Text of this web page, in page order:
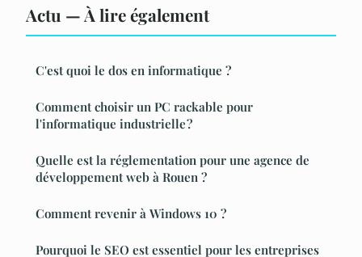
Actu — À lire également
C'est quoi le dos en informatique ?
Comment choisir un PC rackable pour
l'informatique industrielle ?
Quelle est la réglementation pour une agence de
développement web à Rouen ?
Comment revenir à Windows 10 ?
Pourquoi le SEO est essentiel pour les entreprises